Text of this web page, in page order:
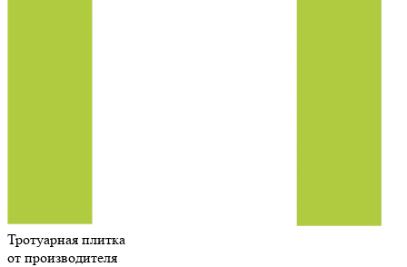
Тротуарная плитка
от производителя